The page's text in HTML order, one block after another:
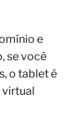
e
se você
o tablet é
virtual